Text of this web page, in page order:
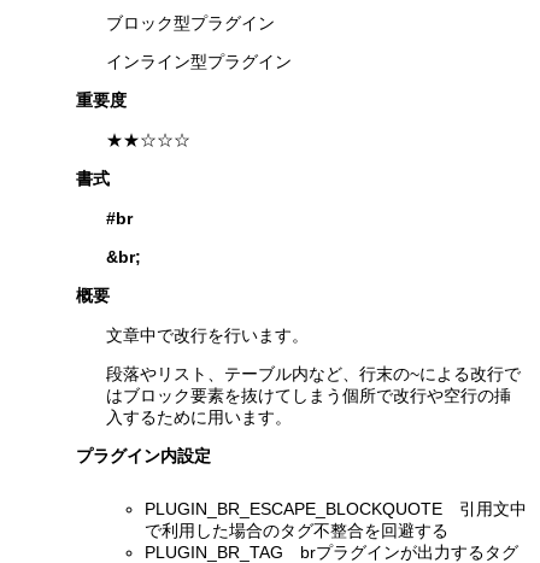
ブロック型プラグイン
インライン型プラグイン
重要度
★★☆☆☆
書式
#br
&br;
概要
文章中で改行を行います。
段落やリスト、テーブル内など、行末の~による改行で
はブロック要素を抜けてしまう個所で改行や空行の挿
入するために用います。
プラグイン内設定
PLUGIN_BR_ESCAPE_BLOCKQUOTE 引用文中
で利用した場合のタグ不整合を回避する
PLUGIN_BR_TAG brプラグインが出力するタグ